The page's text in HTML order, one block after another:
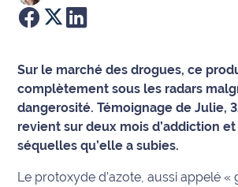
Culture
Économie
Éducation
Emploi
Environnement
Sur le marché des drogues, ce
complètement sous les radars
dangerosité. Témoignage de Julie,
revient sur deux mois d’addiction
séquelles qu’elle a subies.
Le protoxyde d’azote, aussi appelé «